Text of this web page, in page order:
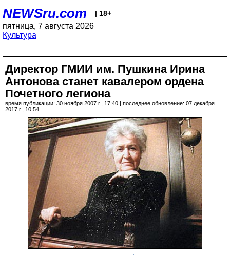
NEWSru.com | 18+
пятница, 7 августа 2026
Культура
Директор ГМИИ им. Пушкина Ирина
Антонова станет кавалером ордена
Почетного легиона
время публикации: 30 ноября 2007 г., 17:40 | последнее обновление: 07 декабря
2017 г., 10:54